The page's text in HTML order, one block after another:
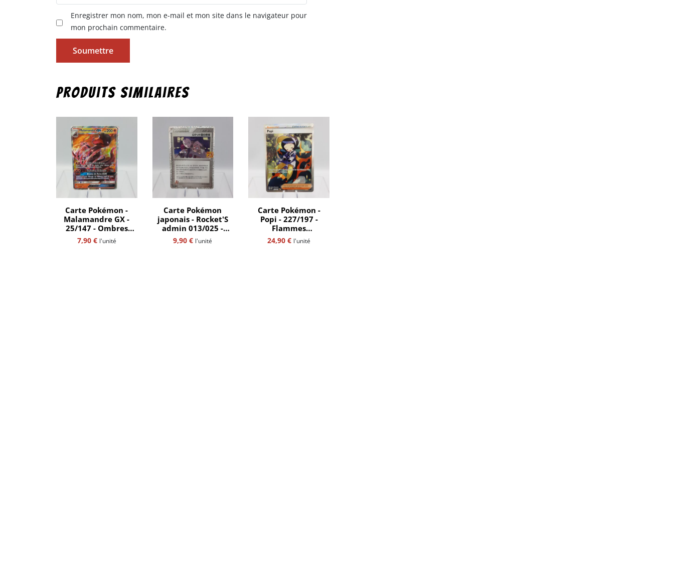
Enregistrer mon nom, mon e-mail et mon site dans le navigateur pour
mon prochain commentaire.
Produits similaires
Carte Pokémon -
Malamandre GX -
25/147 - Ombres
ardentes - ultra rare
- SL3 - FR
7,90 € l'unité
Carte Pokémon
japonais - Rocket'S
admin 013/025 -
Trainer - 25th
anniversaire -
9,90€ l'unité
Carte Pokémon -
Popi - 227/197 -
Flammes
Obsidiennes -
Alternative - full art
24,90€ l'unité